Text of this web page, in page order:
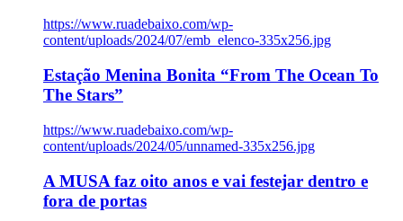
https://www.ruadebaixo.com/wp-
content/uploads/2024/07/emb_elenco-335x256.jpg
Estação Menina Bonita “From The Ocean To
The Stars”
https://www.ruadebaixo.com/wp-
content/uploads/2024/05/unnamed-335x256.jpg
A MUSA faz oito anos e vai festejar dentro e
fora de portas